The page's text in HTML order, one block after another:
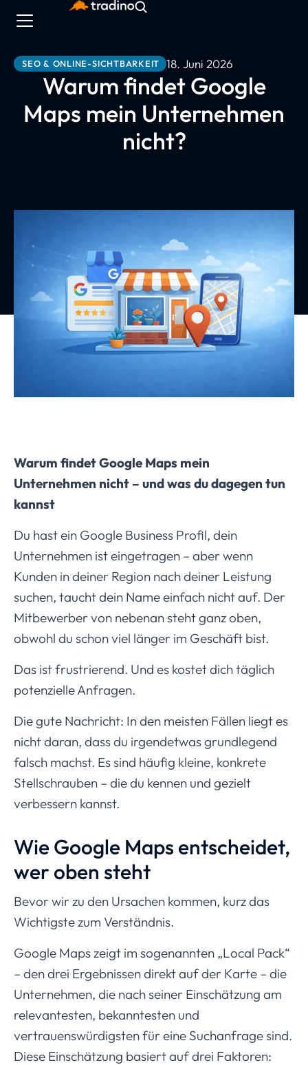
SEO & ONLINE-SICHTBARKEIT 18. Juni 2026
Warum findet Google
Maps mein Unternehmen
nicht?
Warum findet Google Maps mein
Unternehmen nicht – und was du dagegen tun
kannst
Du hast ein Google Business Profil, dein
Unternehmen ist eingetragen – aber wenn
Kunden in deiner Region nach deiner Leistung
suchen, taucht dein Name einfach nicht auf. Der
Mitbewerber von nebenan steht ganz oben,
obwohl du schon viel länger im Geschäft bist.
Das ist frustrierend. Und es kostet dich täglich
potenzielle Anfragen.
Die gute Nachricht: In den meisten Fällen liegt es
nicht daran, dass du irgendetwas grundlegend
falsch machst. Es sind häufig kleine, konkrete
Stellschrauben – die du kennen und gezielt
verbessern kannst.
Wie Google Maps entscheidet,
wer oben steht
Bevor wir zu den Ursachen kommen, kurz das
Wichtigste zum Verständnis.
Google Maps zeigt im sogenannten „Local Pack“
– den drei Ergebnissen direkt auf der Karte – die
Unternehmen, die nach seiner Einschätzung am
relevantesten, bekanntesten und
vertrauenswürdigsten für eine Suchanfrage sind.
Diese Einschätzung basiert auf drei Faktoren: